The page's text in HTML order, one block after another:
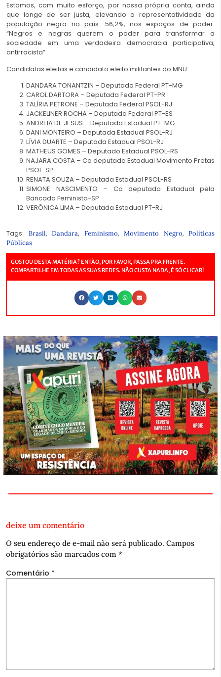
Estamos, com muito esforço, por nossa própria conta, ainda
que longe de ser justa, elevando a representatividade da
população negra no país: 56,2%, nos espaços de poder.
“Negros e negras querem o poder para transformar a
sociedade em uma verdadeira democracia participativa,
antirracista”.
Candidatas eleitas e candidato eleito militantes do MNU
DANDARA TONANTZIN – Deputada Federal PT-MG
CAROL DARTORA – Deputada Federal PT-PR
TALÍRIA PETRONE – Deputada Federal PSOL-RJ
JACKELINER ROCHA – Deputada Federal PT-ES
ANDREIA DE JESUS – Deputada Estadual PT-MG
DANI MONTEIRO – Deputada Estadual PSOL-RJ
LÍVIA DUARTE – Deputada Estadual PSOL-RJ
MATHEUS GOMES – Deputado Estadual PSOL-RS
NAJARA COSTA – Co deputada Estadual Movimento Pretas
PSOL-SP
RENATA SOUZA – Deputada Estadual PSOL-RS
SIMONE NASCIMENTO – Co deputada Estadual pela
Bancada Feminista-SP
VERÔNICA LIMA – Deputada Estadual PT-RJ
Tags: Brasil, Dandara, Feminismo, Movimento Negro, Políticas
Públicas
GOSTOU DESTA MATÉRIA? ENTÃO, POR FAVOR, PASSA PRA FRENTE.
COMPARTILHE EM TODAS AS SUAS REDES. NÃO CUSTA NADA, É SÓ CLICAR!
deixe um comentário
O seu endereço de e-mail não será publicado. Campos
obrigatórios são marcados com *
Comentário *